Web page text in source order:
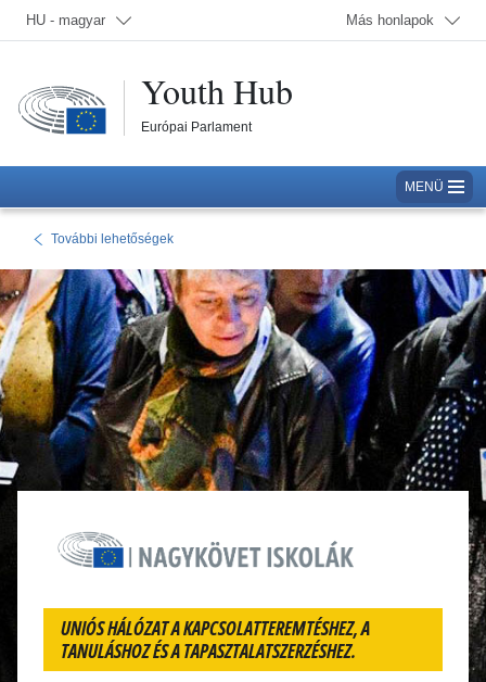
Nyelv kiválasztása; Jelenleg:
HU - magyar Más honlapok
Youth Hub
Európai Parlament
MENÜ
Vissza erre az oldalra : További lehetőségek
További lehetőségek
Nagykövet iskolák
UNIÓS HÁLÓZAT A KAPCSOLATTEREMTÉSHEZ, A
TANULÁSHOZ ÉS A TAPASZTALATSZERZÉSHEZ.